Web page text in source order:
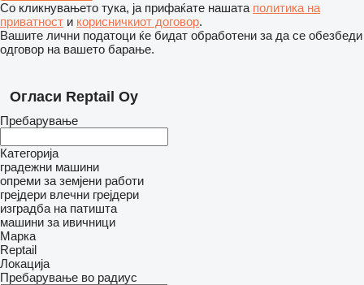
Со кликнувањето тука, ја прифаќате нашата политика на
приватност и корисничкиот договор.
Вашите лични податоци ќе бидат обработени за да се обезбеди
одговор на вашето барање.
Огласи Reptail Oy
Пребарување
Категорија
градежни машини
опреми за земјени работи
грејдери влечни грејдери
изградба на патишта
машини за ивичници
Марка
Reptail
Локација
Пребарување во радиус